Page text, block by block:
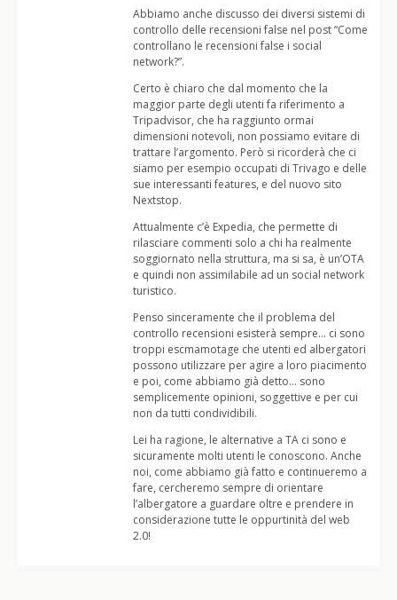
Abbiamo anche discusso dei diversi sistemi di
controllo delle recensioni false nel post “Come
controllano le recensioni false i social
network?”.
Certo è chiaro che dal momento che la
maggior parte degli utenti fa riferimento a
Tripadvisor, che ha raggiunto ormai
dimensioni notevoli, non possiamo evitare di
trattare l’argomento. Però si ricorderà che ci
siamo per esempio occupati di Trivago e delle
sue interessanti features, e del nuovo sito
Nextstop.
Attualmente c’è Expedia, che permette di
rilasciare commenti solo a chi ha realmente
soggiornato nella struttura, ma si sa, è un’OTA
e quindi non assimilabile ad un social network
turistico.
Penso sinceramente che il problema del
controllo recensioni esisterà sempre… ci sono
troppi escmamotage che utenti ed albergatori
possono utilizzare per agire a loro piacimento
e poi, come abbiamo già detto… sono
semplicemente opinioni, soggettive e per cui
non da tutti condividibili.
Lei ha ragione, le alternative a TA ci sono e
sicuramente molti utenti le conoscono. Anche
noi, come abbiamo già fatto e continueremo a
fare, cercheremo sempre di orientare
l’albergatore a guardare oltre e prendere in
considerazione tutte le oppurtinità del web
2.0!